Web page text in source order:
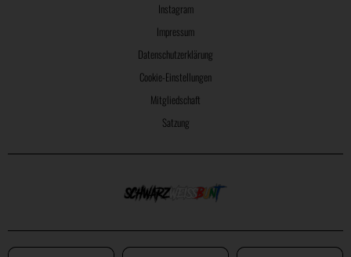
Instagram
Impressum
Datenschutzerklärung
Cookie-Einstellungen
Mitgliedschaft
Satzung